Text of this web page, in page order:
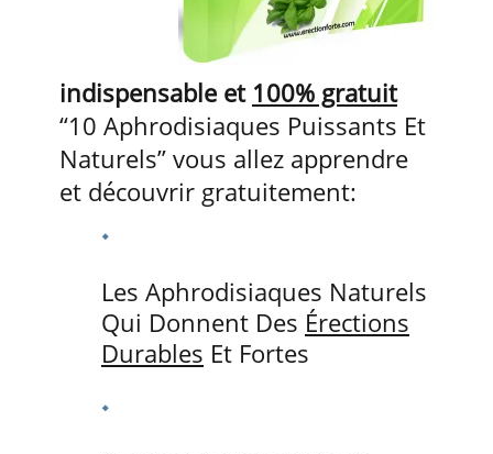
indispensable et 100% gratuit
“10 Aphrodisiaques Puissants Et
Naturels” vous allez apprendre
et découvrir gratuitement:
Les Aphrodisiaques Naturels
Qui Donnent Des Érections
Durables Et Fortes